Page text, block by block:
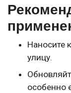
Наносите
улицу.
особенно